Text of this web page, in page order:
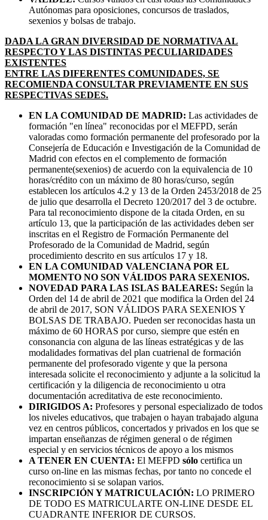
Autónomas para oposiciones, concursos de traslados,
sexenios y bolsas de trabajo.
DADA LA GRAN DIVERSIDAD DE NORMATIVA AL
RESPECTO Y LAS DISTINTAS PECULIARIDADES
EXISTENTES
ENTRE LAS DIFERENTES COMUNIDADES, SE
RECOMIENDA CONSULTAR PREVIAMENTE EN SUS
RESPECTIVAS SEDES.
EN LA COMUNIDAD DE MADRID: Las actividades de
formación "en línea" reconocidas por el MEFPD, serán
valoradas como formación permanente del profesorado por la
Consejería de Educación e Investigación de la Comunidad de
Madrid con efectos en el complemento de formación
permanente(sexenios) de acuerdo con la equivalencia de 10
horas/crédito con un máximo de 80 horas/curso, según
establecen los artículos 4.2 y 13 de la Orden 2453/2018 de 25
de julio que desarrolla el Decreto 120/2017 del 3 de octubre.
Para tal reconocimiento dispone de la citada Orden, en su
artículo 13, que la participación de las actividades deben ser
inscritas en el Registro de Formación Permanente del
Profesorado de la Comunidad de Madrid, según
procedimiento descrito en sus artículos 17 y 18.
EN LA COMUNIDAD VALENCIANA POR EL
MOMENTO NO SON VÁLIDOS PARA SEXENIOS.
NOVEDAD PARA LAS ISLAS BALEARES: Según la
Orden del 14 de abril de 2021 que modifica la Orden del 24
de abril de 2017, SON VÁLIDOS PARA SEXENIOS Y
BOLSAS DE TRABAJO. Pueden ser reconocidas hasta un
máximo de 60 HORAS por curso, siempre que estén en
consonancia con alguna de las líneas estratégicas y de las
modalidades formativas del plan cuatrienal de formación
permanente del profesorado vigente y que la persona
interesada solicite el reconocimiento y adjunte a la solicitud la
certificación y la diligencia de reconocimiento u otra
documentación acreditativa de este reconocimiento.
DIRIGIDOS A: Profesores y personal especializado de todos
los niveles educativos, que trabajen o hayan trabajado alguna
vez en centros públicos, concertados y privados en los que se
impartan enseñanzas de régimen general o de régimen
especial y en servicios técnicos de apoyo a los mismos
A TENER EN CUENTA: El MEFPD sólo certifica un
curso on-line en las mismas fechas, por tanto no concede el
reconocimiento si se solapan varios.
INSCRIPCIÓN Y MATRICULACIÓN: LO PRIMERO
DE TODO ES MATRICULARTE ON-LINE DESDE EL
CUADRANTE INFERIOR DE CURSOS.